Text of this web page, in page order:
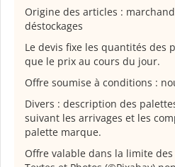
Origine des articles :
déstockages
Le devis fixe les quantités des
que le prix au cours du jour.
Offre soumise à conditions :
Divers : description des
suivant les arrivages et les
palette marque.
Offre valable dans la limite